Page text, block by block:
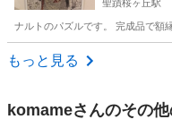
聖蹟桜ヶ丘駅
ナルトのパズルです。 完成品で額
東京 多摩市
もっと見る
komameさんのその